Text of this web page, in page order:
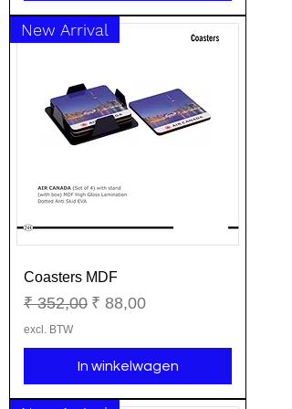
New Arrival
Coasters MDF
Normale prijs
₹ 352,00 Verkoopprijs
₹ 88,00
excl. BTW
In winkelwagen